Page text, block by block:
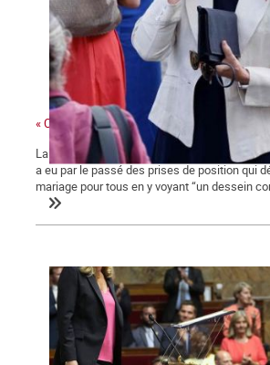
« Ces gens-là »
La ministre des collectivités territoriales,
a eu par le passé des prises de position qui
mariage pour tous en y voyant “un dessein